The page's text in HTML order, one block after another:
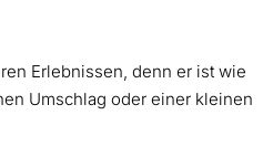
Erlebnissen, denn er ist wie
Umschlag oder einer kleinen